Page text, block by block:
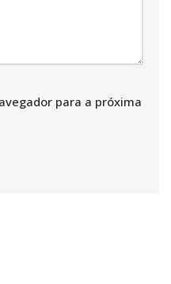
para a próxima